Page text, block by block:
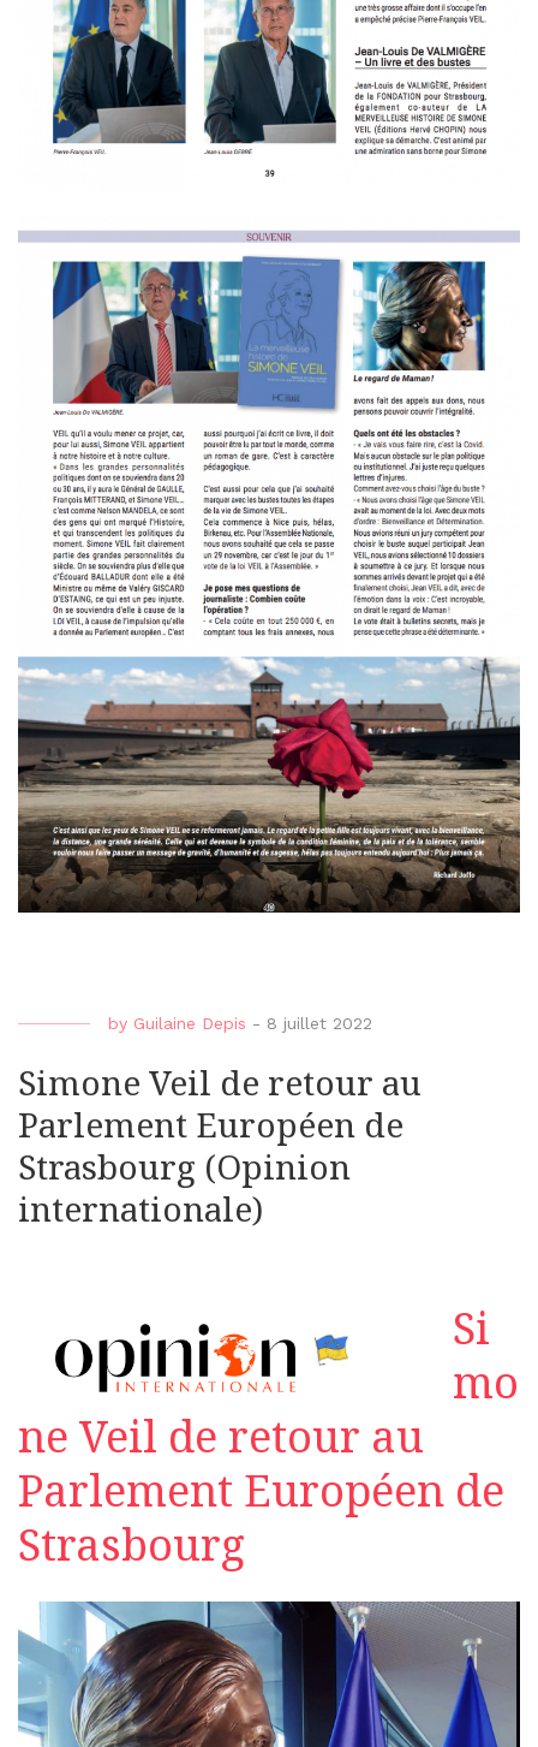
by Guilaine Depis - 8 juillet 2022
Simone Veil de retour au
Parlement Européen de
Strasbourg (Opinion
internationale)
Si
mo
ne Veil de retour au
Parlement Européen de
Strasbourg